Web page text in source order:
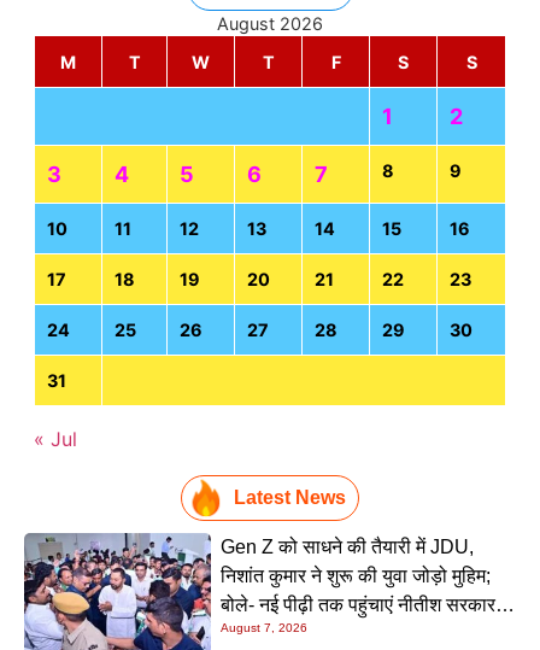
August 2026
M
T W T F S S
1 2
3 4 5 6 7 8 9
10 11 12 13 14 15 16
17 18 19 20 21 22 23
24 25 26 27 28 29 30
31
« Jul
Latest News
Gen Z को साधने की तैयारी में JDU,
निशांत कुमार ने शुरू की युवा जोड़ो मुहिम;
बोले- नई पीढ़ी तक पहुंचाएं नीतीश सरकार के
20 सालों के काम
August 7, 2026